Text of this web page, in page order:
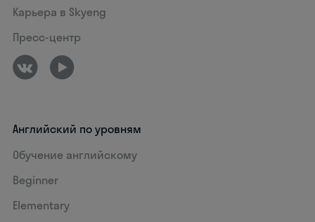
Карьера в Skyeng
Пресс-центр
Английский по уровням
Обучение английскому
Beginner
Elementary